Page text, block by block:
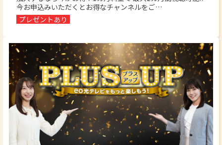
今お申込みいただくとお得なチャンネルをご…
プレゼントあり